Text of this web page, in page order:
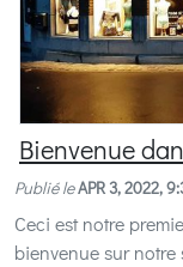
Bienvenue
Publié leAPR 3, 2022,
Ceci est notre
bienvenue sur notre